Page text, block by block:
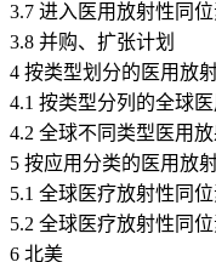
3.7 进入医用放射性同
3.8 并购、扩张计划
4 按类型划分的医用放
4.1 按类型分列的全球
4.2 全球不同类型医用
5 按应用分类的医用放
5.1 全球医疗放射性同位
5.2 全球医疗放射性同
6 北美